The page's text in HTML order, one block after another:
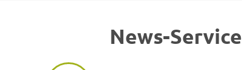
News-Service